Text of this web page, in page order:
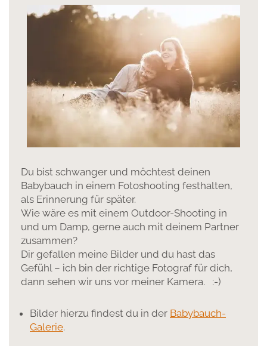
Du bist schwanger und möchtest deinen
Babybauch in einem Fotoshooting festhalten,
als Erinnerung für später.
Wie wäre es mit einem Outdoor-Shooting in
und um Damp, gerne auch mit deinem Partner
zusammen?
Dir gefallen meine Bilder und du hast das
Gefühl – ich bin der richtige Fotograf für dich,
dann sehen wir uns vor meiner Kamera. :-)
Bilder hierzu findest du in der Babybauch-
Galerie.